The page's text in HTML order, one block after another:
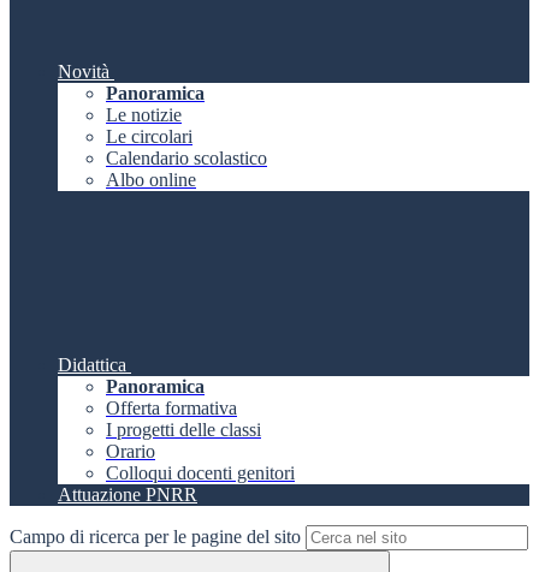
Novità
Panoramica
Le notizie
Le circolari
Calendario scolastico
Albo online
Didattica
Panoramica
Offerta formativa
I progetti delle classi
Orario
Colloqui docenti genitori
Attuazione PNRR
Campo di ricerca per le pagine del sito